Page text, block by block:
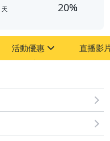
天 20%
活動優惠 直播影